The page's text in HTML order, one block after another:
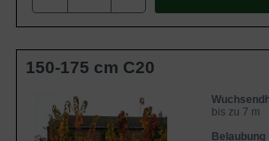
sich nun in eindrucksvollen Tönen von
bleibenden Eindruck. Nicht umsonst gilt
als einer der schönsten Solitärgewächse
150-175 cm C20
bis zu 7 m
Belaubung